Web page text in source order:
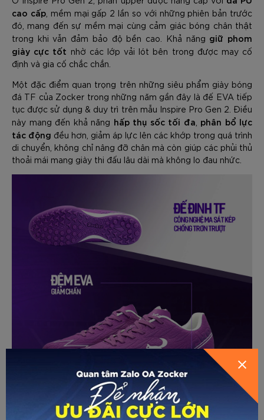
cao cấp, mềm mại gấp 2 lần so với những phiên bản trước
đó, mang đến sự mềm mại cùng cảm giác bóng chân thật
trong khi vẫn đảm bảo độ bền cao. Khả năng giữ phom
giày cực tốt nhờ các lớp vải lót bên trong được may cố
định và gia cố chắc chắn.
Một đặc điểm quan trọng trên những siêu phẩm giày bóng
đá TF của Zocker trong những năm gần đây là đế EVA tiếp
tục được sử dụng & duy trì trên mẫu Inspire Pro Gen 2. Điều
này mang đến khả năng hấp thụ sốc tối đa phân bổ lực
tác động đều hơn, giảm áp lực lên các khớp trong quá trình
di chuyển, không chỉ nâng đỡ chân mà còn giúp các phủi thủ
thoải mái mang giày thi đấu lâu dài mà không lo đau nhức.
HƯỚNG DẪN CHỌN SIZE
GỬI THÔNG TIN ĐỂ ZOCKER TƯ
VẤN CHO BẠN